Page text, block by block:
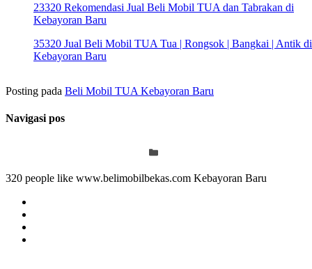
23320 Rekomendasi Jual Beli Mobil TUA dan Tabrakan di
Kebayoran Baru
35320 Jual Beli Mobil TUA Tua | Rongsok | Bangkai | Antik di
Kebayoran Baru
Posting pada Beli Mobil TUA Kebayoran Baru
Navigasi pos
320 people like www.belimobilbekas.com Kebayoran Baru